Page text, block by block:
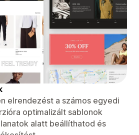
elrendezést a számos egyedi
optimalizált sablonok
alatt beállíthatod és